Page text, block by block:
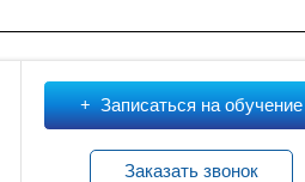
Записаться на обучение
Заказать звонок